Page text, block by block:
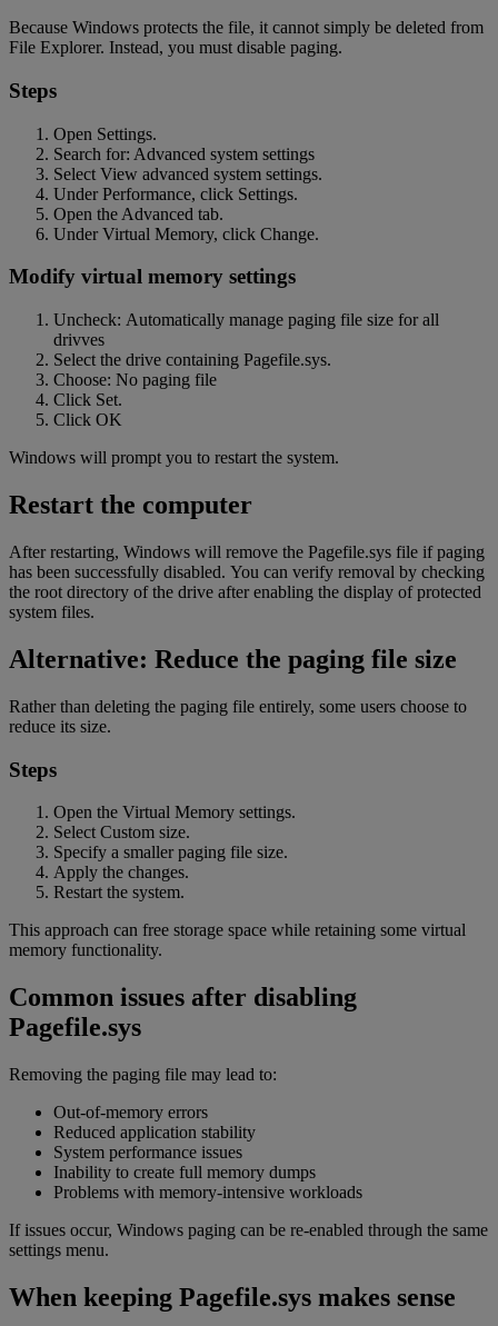
Because Windows protects the file, it cannot simply be deleted from
File Explorer. Instead, you must disable paging.
Steps
Open Settings.
Search for: Advanced system settings
Select View advanced system settings.
Under Performance, click Settings.
Open the Advanced tab.
Under Virtual Memory, click Change.
Modify virtual memory settings
Uncheck: Automatically manage paging file size for all
drivves
Select the drive containing Pagefile.sys.
Choose: No paging file
Click Set.
Click OK
Windows will prompt you to restart the system.
Restart the computer
After restarting, Windows will remove the Pagefile.sys file if paging
has been successfully disabled. You can verify removal by checking
the root directory of the drive after enabling the display of protected
system files.
Alternative: Reduce the paging file size
Rather than deleting the paging file entirely, some users choose to
reduce its size.
Steps
Open the Virtual Memory settings.
Select Custom size.
Specify a smaller paging file size.
Apply the changes.
Restart the system.
This approach can free storage space while retaining some virtual
memory functionality.
Common issues after disabling
Pagefile.sys
Removing the paging file may lead to:
Out-of-memory errors
Reduced application stability
System performance issues
Inability to create full memory dumps
Problems with memory-intensive workloads
If issues occur, Windows paging can be re-enabled through the same
settings menu.
When keeping Pagefile.sys makes sense